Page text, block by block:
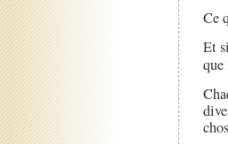
Ce
Et
que